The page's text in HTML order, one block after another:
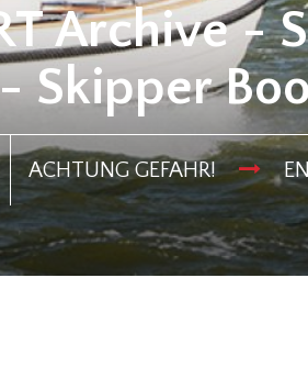
Archive -
Skipper
ACHTUNG GEFAHR!